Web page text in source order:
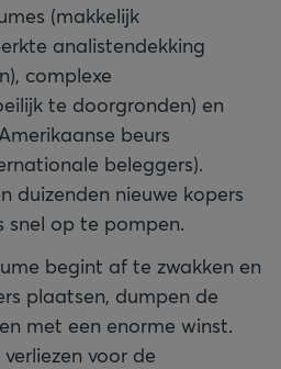
(makkelijk
analistendekking
complexe
te doorgronden) en
beurs
beleggers).
duizenden nieuwe kopers
snel op te pompen.
begint af te zwakken en
plaatsen, dumpen de
met een enorme winst.
voor de